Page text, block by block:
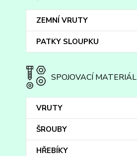
ZEMNÍ VRUTY
PATKY SLOUPKU
SPOJOVACÍ MATERIÁL
VRUTY
ŠROUBY
HŘEBÍKY